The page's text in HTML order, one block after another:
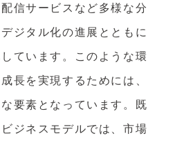
信サービスなど多様な分
ジタル化の進展とともに
ています。このような環
長を実現するためには、
要素となっています。既
ジネスモデルでは、市場